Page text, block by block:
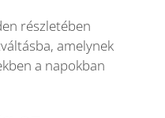
részletében
amelynek
a napokban